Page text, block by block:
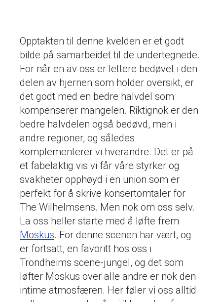
Opptakten til denne kvelden er et godt
bilde på samarbeidet til de undertegnede.
For når en av oss er lettere bedøvet i den
delen av hjernen som holder oversikt, er
det godt med en bedre halvdel som
kompenserer mangelen. Riktignok er den
bedre halvdelen også bedøvd, men i
andre regioner, og således
komplementerer vi hverandre. Det er på
et fabelaktig vis vi får våre styrker og
svakheter opphøyd i en union som er
perfekt for å skrive konsertomtaler for
The Wilhelmsens. Men nok om oss selv.
La oss heller starte med å løfte frem
Moskus. For denne scenen har vært, og
er fortsatt, en favoritt hos oss i
Trondheims scene-jungel, og det som
løfter Moskus over alle andre er nok den
intime atmosfæren. Her føler vi oss alltid